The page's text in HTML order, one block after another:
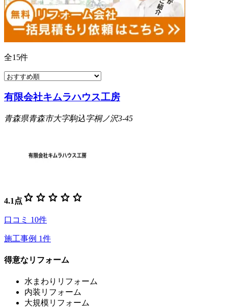
全15件
有限会社キムラハウス工房
青森県青森市大字駒込字桐ノ沢3-45
4.1 点 star star star star star
口コミ 10件
施工事例 1件
得意なリフォーム
水まわりリフォーム
内装リフォーム
大規模リフォーム